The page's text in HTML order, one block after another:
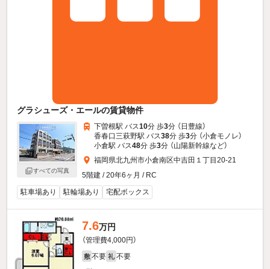
グラシューズ・エールの賃貸物件
すべての写真
下曽根駅 バス10分 歩3分 （日豊線）
香春口三萩野駅 バス38分 歩3分 （小倉モノレ）
小倉駅 バス48分 歩3分 （山陽新幹線など）
福岡県北九州市小倉南区中吉田１丁目20-21
5階建 / 20年6ヶ月 / RC
駐車場あり
駐輪場あり 宅配ボックス
7.6万円
（管理費4,000円）
敷 不要 礼 不要